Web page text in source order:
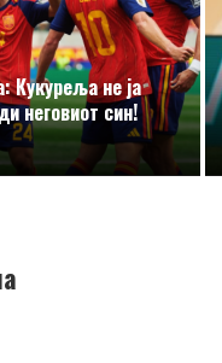
Кукуреља не ја
неговиот син!